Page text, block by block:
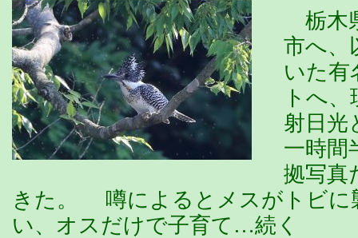
栃木
市へ、
いた有
トへ
射日光
一時間
拠写真
きた。 噂によるとメスがトビに
い、オスだけで子育て…続く